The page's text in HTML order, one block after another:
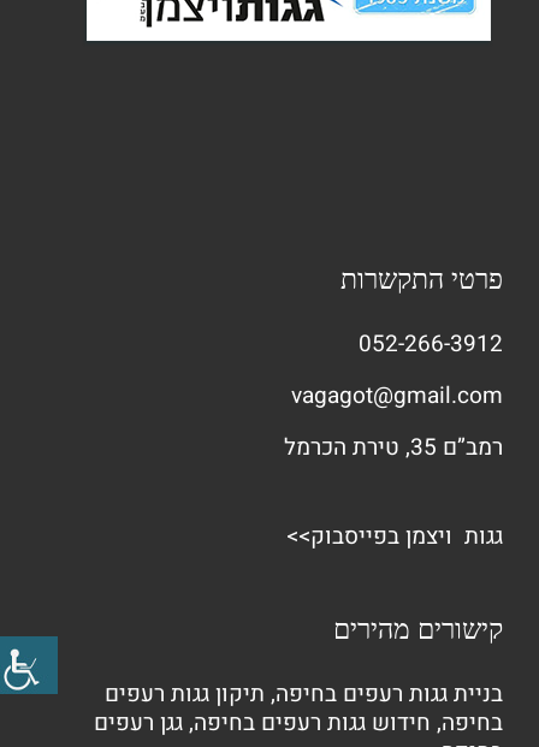
פרטי התקשרות
052-266-3912
vagagot@gmail.com
רמב”ם 35, טירת הכרמל
גגות ויצמן בפייסבוק>>
קישורים מהירים
בניית גגות רעפים בחיפה, תיקון גגות רעפים
בחיפה, חידוש גגות רעפים בחיפה,גגן רעפים